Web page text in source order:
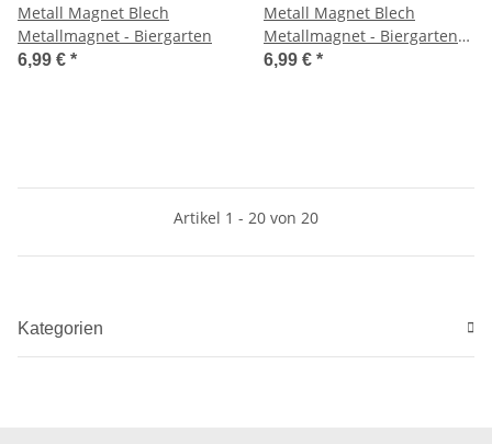
Metall Magnet Blech
Metallmagnet - Biergarten
6,99 € *
Metall Magnet Blech
Metallmagnet - Biergarten
D1
6,99 € *
Artikel 1 - 20 von 20
Kategorien